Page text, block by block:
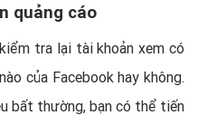
quảng cáo
tra lại tài khoản xem có
của Facebook hay không.
bất thường, bạn có thể tiến